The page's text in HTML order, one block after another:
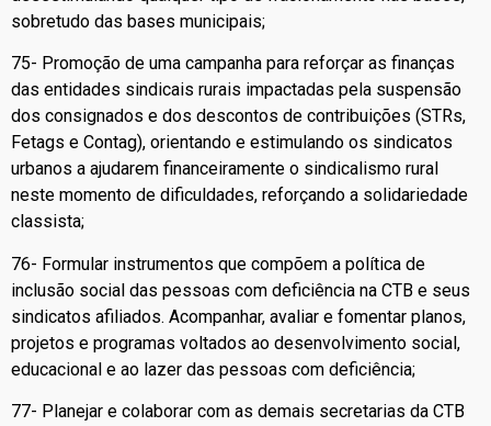
sobretudo das bases municipais;
75- Promoção de uma campanha para reforçar as finanças
das entidades sindicais rurais impactadas pela suspensão
dos consignados e dos descontos de contribuições (STRs,
Fetags e Contag), orientando e estimulando os sindicatos
urbanos a ajudarem financeiramente o sindicalismo rural
neste momento de dificuldades, reforçando a solidariedade
classista;
76- Formular instrumentos que compõem a política de
inclusão social das pessoas com deficiência na CTB e seus
sindicatos afiliados. Acompanhar, avaliar e fomentar planos,
projetos e programas voltados ao desenvolvimento social,
educacional e ao lazer das pessoas com deficiência;
77- Planejar e colaborar com as demais secretarias da CTB